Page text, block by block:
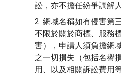
訟，亦不擔任紛爭調解人
2. 網域名稱如有侵害第
不限於關於商標、服務
害），申請人須負擔網
之一切損失（包括名譽
用、以及相關訴訟費用